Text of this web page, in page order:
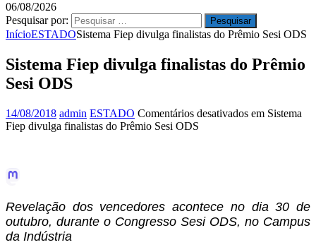
06/08/2026
Pesquisar por:
InícioESTADOSistema Fiep divulga finalistas do Prêmio Sesi ODS
Sistema Fiep divulga finalistas do Prêmio
Sesi ODS
14/08/2018 admin ESTADO Comentários desativados em Sistema
Fiep divulga finalistas do Prêmio Sesi ODS
Revelação dos vencedores acontece no dia 30 de
outubro, durante o Congresso Sesi ODS, no Campus
da Indústria